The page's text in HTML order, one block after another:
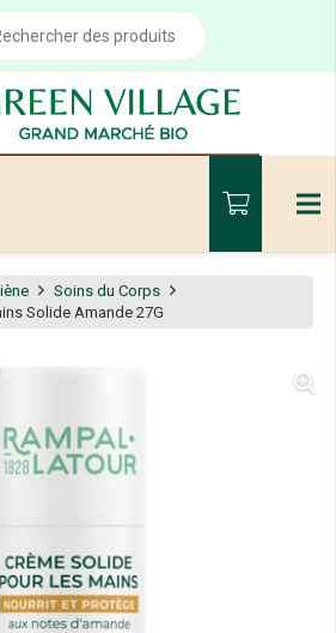
Soins du Corps
Solide Amande 27G